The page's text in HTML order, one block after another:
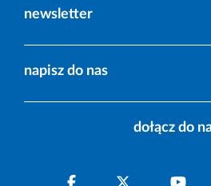
newsletter
napisz do nas
dołącz do